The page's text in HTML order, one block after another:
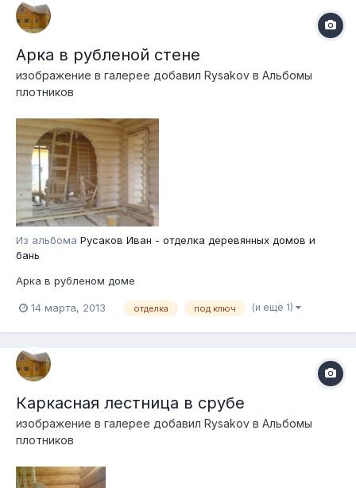
Арка в рубленой стене
изображение в галерее добавил Rysakov в Альбомы
плотников
Из альбома Русаков Иван - отделка деревянных домов и
бань
Арка в рубленом доме
14 марта, 2013 отделка под ключ (и ещё 1)
Каркасная лестница в срубе
изображение в галерее добавил Rysakov в Альбомы
плотников